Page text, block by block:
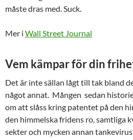
måste dras med. Suck.
Mer i Wall Street Journal
Vem kämpar för din
Det är inte sällan lågt till tak bland
något annat. Mången sedan
om att slåss kring patentet på den
den himmelska fridens ro, samtliga
sekter och mycken annan